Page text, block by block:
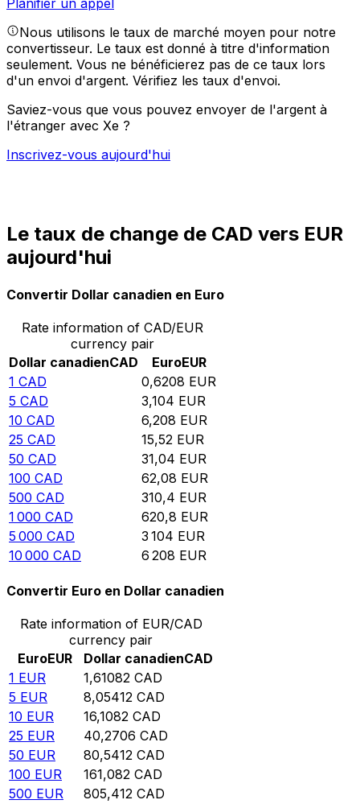
Planifier un appel
Nous utilisons le taux de marché moyen pour notre
convertisseur. Le taux est donné à titre d'information
seulement. Vous ne bénéficierez pas de ce taux lors
d'un envoi d'argent. Vérifiez les taux d'envoi.
Saviez-vous que vous pouvez envoyer de l'argent à
l'étranger avec Xe ?
Inscrivez-vous aujourd'hui
Le taux de change de CAD vers EUR
aujourd'hui
Convertir Dollar canadien en Euro
Rate information of CAD/EUR
currency pair
Dollar canadienCAD EuroEUR
1 CAD 0,6208 EUR
5 CAD 3,104 EUR
10 CAD 6,208 EUR
25 CAD 15,52 EUR
50 CAD 31,04 EUR
100 CAD 62,08 EUR
500 CAD 310,4 EUR
1 000 CAD 620,8 EUR
5 000 CAD 3 104 EUR
10 000 CAD 6 208 EUR
Convertir Euro en Dollar canadien
Rate information of EUR/CAD
currency pair
EuroEUR Dollar canadienCAD
1 EUR 1,61082 CAD
5 EUR 8,05412 CAD
10 EUR 16,1082 CAD
25 EUR 40,2706 CAD
50 EUR 80,5412 CAD
100 EUR 161,082 CAD
500 EUR 805,412 CAD